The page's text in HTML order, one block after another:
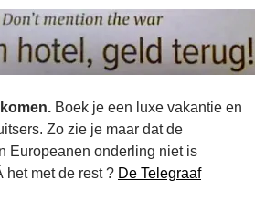
Boek je een luxe vakantie en
Zo zie je maar dat de
Europeanen onderling niet is
het met de rest ? De Telegraaf